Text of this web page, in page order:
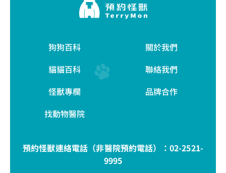
狗狗百科
貓貓百科
怪獸專欄
找動物醫院
關於我們
聯絡我們
品牌合作
預約怪獸連絡電話（非醫院預約電話）： 02-2521-
9995